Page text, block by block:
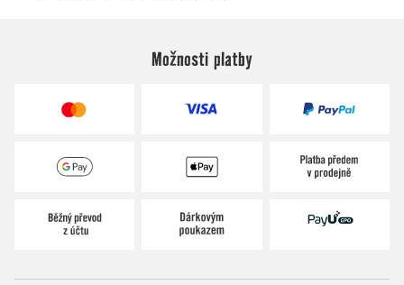
Možnosti platby